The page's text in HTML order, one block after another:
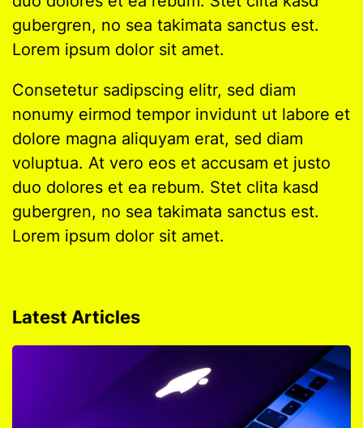
gubergren, no sea takimata sanctus est.
Lorem ipsum dolor sit amet.
Consetetur sadipscing elitr, sed diam
nonumy eirmod tempor invidunt ut labore et
dolore magna aliquyam erat, sed diam
voluptua. At vero eos et accusam et justo
duo dolores et ea rebum. Stet clita kasd
gubergren, no sea takimata sanctus est.
Lorem ipsum dolor sit amet.
Latest Articles